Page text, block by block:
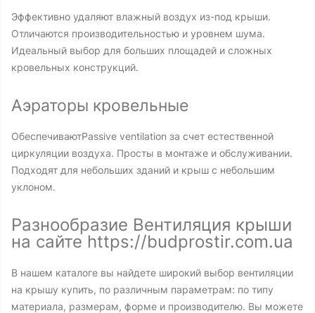
Эффективно удаляют влажный воздух из-под крыши.
Отличаются производительностью и уровнем шума.
Идеальный выбор для больших площадей и сложных
кровельных конструкций.
Аэраторы кровельные
ОбеспечиваютPassive ventilation за счет естественной
циркуляции воздуха. Просты в монтаже и обслуживании.
Подходят для небольших зданий и крыш с небольшим
уклоном.
Разнообразие Вентиляция крыши
на сайте https://budprostir.com.ua
В нашем каталоге вы найдете широкий выбор вентиляции
на крышу купить, по различным параметрам: по типу
материала, размерам, форме и производителю. Вы можете